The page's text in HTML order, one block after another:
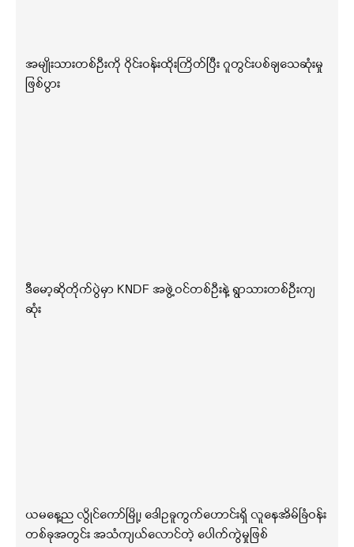
အမျိုးသားတစ်ဦးကို ဝိုင်းဝန်းထိုးကြိတ်ပြီး ဂူတွင်းပစ်ချသေဆုံးမှု
ဖြစ်ပွား
ဒီမော့ဆိုတိုက်ပွဲမှာ KNDF အဖွဲ့ဝင်တစ်ဦးနဲ့ ရွာသားတစ်ဦးကျ
ဆုံး
ယမနေ့ည လွိုင်ကော်မြို့၊ ဒေါဥခူကွက်ဟောင်းရှိ လူနေအိမ်ခြံဝန်း
တစ်ခုအတွင်း အသံကျယ်လောင်တဲ့ ပေါက်ကွဲမှုဖြစ်